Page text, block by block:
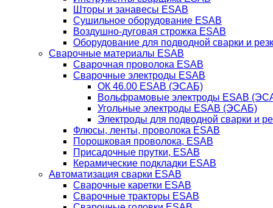
Шторы и занавесы ESAB
Сушильное оборудование ESAB
Воздушно-дуговая строжка ESAB
Оборудование для подводной сварки и
Сварочные материалы ESAB
Сварочная проволока ESAB
Сварочные электроды ESAB
ОК 46.00 ESAB (ЭСАБ)
Вольфрамовые электроды ESAB
Угольные электроды ESAB (ЭСАБ)
Электроды для подводной сварки и
Флюсы, ленты, проволока ESAB
Порошковая проволока, ESAB
Присадочные прутки, ESAB
Керамические подкладки ESAB
Автоматизация сварки ESAB
Сварочные каретки ESAB
Сварочные тракторы ESAB